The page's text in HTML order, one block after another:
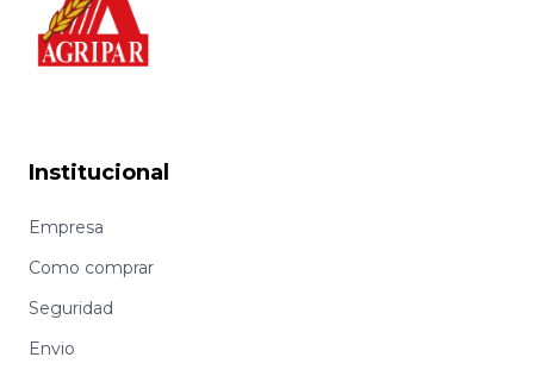
Institucional
Empresa
Como comprar
Seguridad
Envio